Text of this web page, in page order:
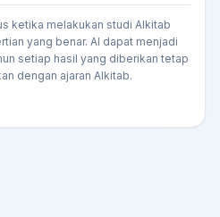
ketika melakukan studi Alkitab
yang benar. AI dapat menjadi
setiap hasil yang diberikan tetap
dengan ajaran Alkitab.